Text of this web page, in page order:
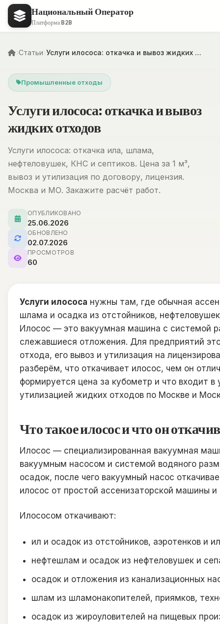
Национальный Оператор
Платформа B2B
Статьи Услуги илососа: откачка и вывоз жидких …
Промышленные отходы
Услуги илососа: откачка и вывоз
жидких отходов
Услуги илососа: откачка ила, шлама,
нефтеловушек, КНС и септиков. Цена за 1 м³,
вывоз и утилизация по договору, лицензия.
Москва и МО. Закажите расчёт работ.
ОПУБЛИКОВАНО
25.06.2026
ОБНОВЛЕНО
02.07.2026
ПРОСМОТРОВ
60
Услуги илососа нужны там, где обычная
шлама и осадка из отстойников,
Илосос — это вакуумная машина с системой
слежавшиеся отложения. Для предприятий
отхода, его вывоз и утилизация на
разберём, что откачивает илосос, чем он
формируется цена за кубометр и что входит в
утилизацией жидких отходов по Москве и
Что такое илосос и что он
Илосос — специализированная вакуумная
вакуумным насосом и системой водяного
осадок, после чего вакуумный насос
илосос от простой ассенизаторской машины
Илососом откачивают:
ил и осадок из отстойников, аэротенков и
нефтешлам и осадок из нефтеловушек и
осадок и отложения из канализационных
шлам из шламонакопителей, приямков,
осадок из жироуловителей на пищевых